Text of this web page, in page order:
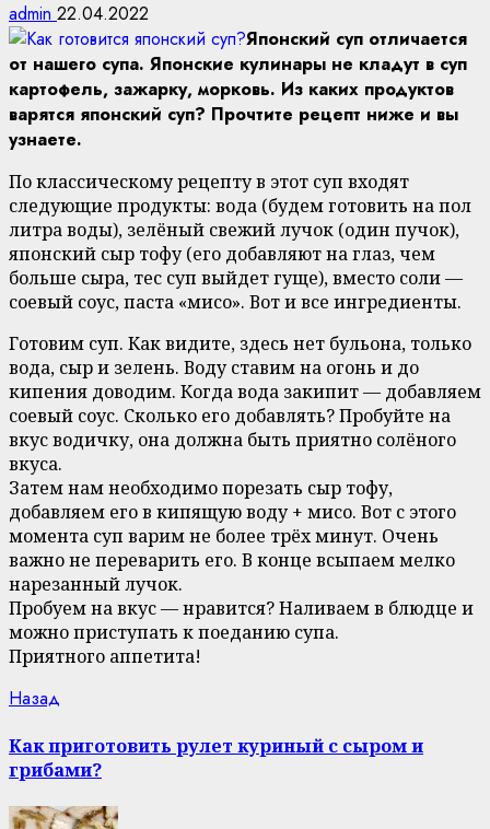
admin 22.04.2022
Японский суп отличается
от нашего супа. Японские кулинары не кладут в суп
картофель, зажарку, морковь. Из каких продуктов
варятся японский суп? Прочтите рецепт ниже и вы
узнаете.
По классическому рецепту в этот суп входят
следующие продукты: вода (будем готовить на пол
литра воды), зелёный свежий лучок (один пучок),
японский сыр тофу (его добавляют на глаз, чем
больше сыра, тес суп выйдет гуще), вместо соли —
соевый соус, паста «мисо». Вот и все ингредиенты.
Готовим суп. Как видите, здесь нет бульона, только
вода, сыр и зелень. Воду ставим на огонь и до
кипения доводим. Когда вода закипит — добавляем
соевый соус. Сколько его добавлять? Пробуйте на
вкус водичку, она должна быть приятно солёного
вкуса.
Затем нам необходимо порезать сыр тофу,
добавляем его в кипящую воду + мисо. Вот с этого
момента суп варим не более трёх минут. Очень
важно не переварить его. В конце всыпаем мелко
нарезанный лучок.
Пробуем на вкус — нравится? Наливаем в блюдце и
можно приступать к поеданию супа.
Приятного аппетита!
Continue
Reading
Назад
Как приготовить рулет куриный с сыром и
грибами?